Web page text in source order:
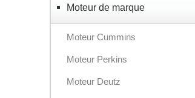
Moteur de marque
Moteur Cummins
Moteur Perkins
Moteur Deutz